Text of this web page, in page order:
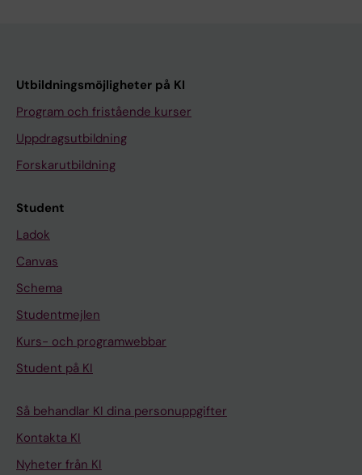
Utbildningsmöjligheter på KI
Program och fristående kurser
Uppdragsutbildning
Forskarutbildning
Student
Ladok
Canvas
Schema
Studentmejlen
Kurs- och programwebbar
Student på KI
Så behandlar KI dina personuppgifter
Kontakta KI
Nyheter från KI